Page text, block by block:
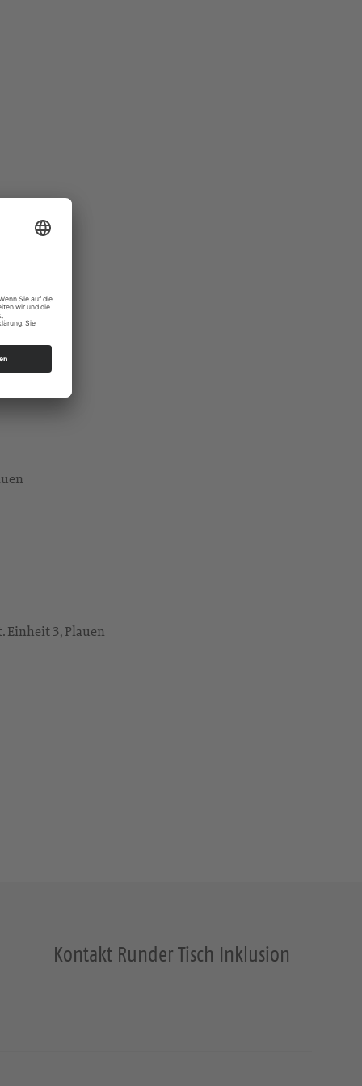
Einheit 3, Plauen
Kontakt Runder Tisch Inklusion